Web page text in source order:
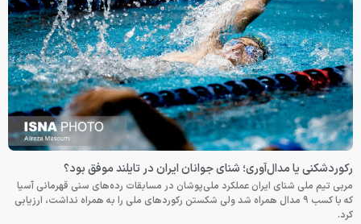
رکوردشکنی یا مدال‌آوری؛ شنای جوانان ایران در تایلند موفق بود؟
مربی تیم ملی شنای ایران عملکرد ملی‌پوشان در مسابقات رده‌های سنی قهرمانی آسیا
که با کسب ۹ مدال همراه شد ولی شکستن رکوردهای ملی را به همراه نداشت، ارزیابی
کرد.